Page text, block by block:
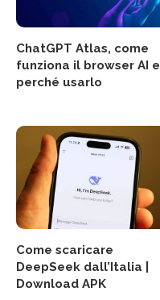
ChatGPT Atlas, come
funziona il browser AI e
perché usarlo
Come scaricare
DeepSeek dall’Italia |
Download APK